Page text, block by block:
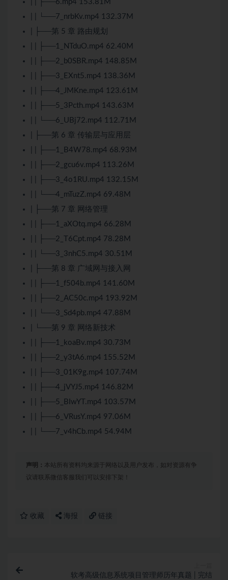
| | ├──6.mp4 153.81M
| | └──7_nrbKv.mp4 132.37M
| ├──第 5 章 路由规划
| | ├──1_NTduO.mp4 62.40M
| | ├──2_b0SBR.mp4 148.85M
| | ├──3_EXnt5.mp4 138.36M
| | ├──4_JMKne.mp4 123.61M
| | ├──5_3Pcth.mp4 143.63M
| | └──6_UBj72.mp4 112.71M
| ├──第 6 章 传输层与应用层
| | ├──1_B4W78.mp4 68.93M
| | ├──2_gcu6v.mp4 113.26M
| | ├──3_4o1RU.mp4 132.15M
| | └──4_mTuzZ.mp4 69.48M
| ├──第 7 章 网络管理
| | ├──1_aXOtq.mp4 66.28M
| | ├──2_T6Cpt.mp4 78.28M
| | └──3_3nhC5.mp4 30.51M
| ├──第 8 章 广域网与接入网
| | ├──1_f504b.mp4 141.60M
| | ├──2_AC50c.mp4 193.92M
| | └──3_Sd4pb.mp4 47.88M
| └──第 9 章 网络新技术
| | ├──1_koaBv.mp4 30.73M
| | ├──2_y3tA6.mp4 155.52M
| | ├──3_01K9g.mp4 107.74M
| | ├──4_jVYJ5.mp4 146.82M
| | ├──5_BIwYT.mp4 103.57M
| | ├──6_VRusY.mp4 97.06M
| | └──7_v4hCb.mp4 54.94M
声明： 本站所有资料均来源于网络以及用户发布，如对资源有争
议请联系微信客服我们可以安排下架！
收藏 海报 链接
软考高级信息系统项目管理师历年真题 | 完结